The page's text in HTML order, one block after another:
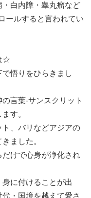
白内障・睾丸瘤など
ールすると言われてい
☆
悟りをひらきまし
言葉-サンスクリット
す。
、バリなどアジアの
ました。
けで心身が浄化され
に付けることが出
・国境を越えて愛さ